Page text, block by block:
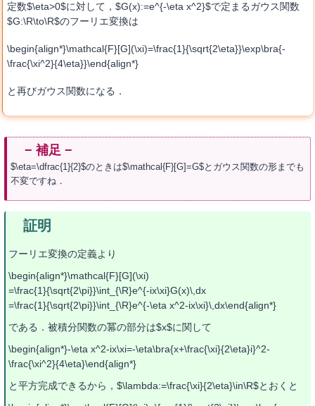
定数$\eta>0$に対して，$G(x):=e^{-\eta x^2}$で定まるガウス関数
$G:\R\to\R$のフーリエ変換は
\begin{align*}\mathcal{F}[G](\xi)=\frac{1}{\sqrt{2\eta}}\exp\bra{-
\frac{\xi^2}{4\eta}}\end{align*}
と再びガウス関数になる．
$\eta=\dfrac{1}{2}$のときは$\mathcal{F}[G]=G$とガウス関数の形までも
不変ですね．
フーリエ変換の定義より
\begin{align*}\mathcal{F}[G](\xi)
=\frac{1}{\sqrt{2\pi}}\int_{\R}e^{-ix\xi}G(x)\,dx
=\frac{1}{\sqrt{2\pi}}\int_{\R}e^{-\eta x^2-ix\xi}\,dx\end{align*}
である．被積分関数の冪の部分は$x$に関して
\begin{align*}-\eta x^2-ix\xi=-\eta\bra{x+\frac{\xi}{2\eta}i}^2-
\frac{\xi^2}{4\eta}\end{align*}
と平方完成できるから，$\lambda:=\frac{\xi}{2\eta}\in\R$とおくと